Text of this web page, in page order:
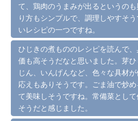
て、鶏肉のうまみが出るというの
り方もシンプルで、調理しやすそ
いレシピの一つですね。
ひじきの煮もののレシピを読んで
価も高そうだなと思いました。芽
じん、いんげんなど、色々な具材
応えもありそうです。ごま油で炒
て美味しそうですね。常備菜とし
そうだと感じました。